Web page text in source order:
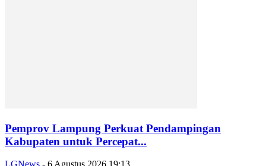
Pemprov Lampung Perkuat Pendampingan
Kabupaten untuk Percepat...